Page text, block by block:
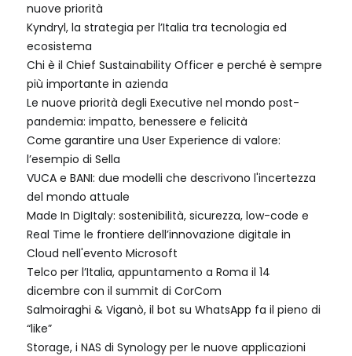
nuove priorità
Kyndryl, la strategia per l’Italia tra tecnologia ed
ecosistema
Chi è il Chief Sustainability Officer e perché è sempre
più importante in azienda
Le nuove priorità degli Executive nel mondo post-
pandemia: impatto, benessere e felicità
Come garantire una User Experience di valore:
l’esempio di Sella
VUCA e BANI: due modelli che descrivono l'incertezza
del mondo attuale
Made In DigItaly: sostenibilità, sicurezza, low-code e
Real Time le frontiere dell’innovazione digitale in
Cloud nell'evento Microsoft
Telco per l’Italia, appuntamento a Roma il 14
dicembre con il summit di CorCom
Salmoiraghi & Viganò, il bot su WhatsApp fa il pieno di
“like”
Storage, i NAS di Synology per le nuove applicazioni